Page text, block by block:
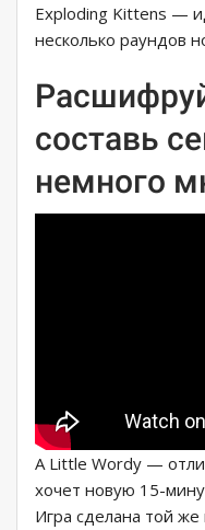
Exploding Kittens —
несколько раундов
составь
немного
A Little Wordy —
хочет новую 15-
Игра сделана той